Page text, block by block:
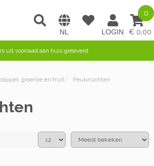
0,00
0
uit voorraad aan huis geleverd
groente en fruit/ Peulvruchten